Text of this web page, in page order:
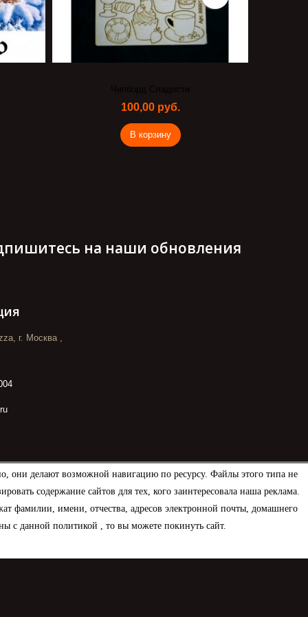
они делают возможной навигацию по ресурсу. Файлы этого типа не
содержание сайтов для тех, кого заинтересовала наша реклама.
фамилии, имени, отчества, адресов электронной почты, домашнего
с данной политикой , то вы можете покинуть сайт.
Декупажная карта Дети малые
54,00 руб.
В корзину
на наши обновления
г. Москва ,